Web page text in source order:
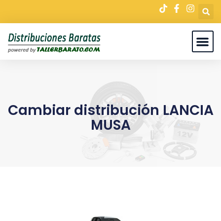
Cambiar distribución LANCIA
MUSA